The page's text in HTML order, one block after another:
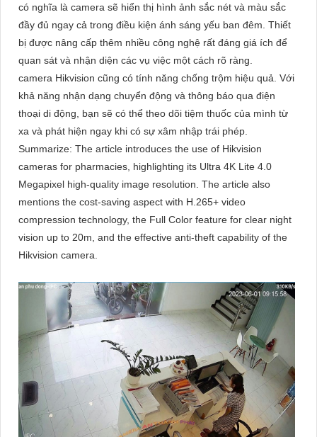
có nghĩa là camera sẽ hiển thị hình ảnh sắc nét và màu sắc
đầy đủ ngay cả trong điều kiện ánh sáng yếu ban đêm. Thiết
bị được nâng cấp thêm nhiều công nghệ rất đáng giá ích để
quan sát và nhận diện các vụ việc một cách rõ ràng.
camera Hikvision cũng có tính năng chống trộm hiệu quả. Với
khả năng nhận dạng chuyển động và thông báo qua điện
thoại di động, bạn sẽ có thể theo dõi tiệm thuốc của mình từ
xa và phát hiện ngay khi có sự xâm nhập trái phép.
Summarize: The article introduces the use of Hikvision
cameras for pharmacies, highlighting its Ultra 4K Lite 4.0
Megapixel high-quality image resolution. The article also
mentions the cost-saving aspect with H.265+ video
compression technology, the Full Color feature for clear night
vision up to 20m, and the effective anti-theft capability of the
Hikvision camera.